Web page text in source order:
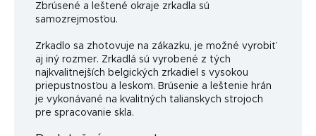
Zbrúsené a leštené okraje zrkadla sú
samozrejmosťou.
Zrkadlo sa zhotovuje na zákazku, je možné vyrobiť
aj iný rozmer. Zrkadlá sú vyrobené z tých
najkvalitnejších belgických zrkadiel s vysokou
priepustnosťou a leskom. Brúsenie a leštenie hrán
je vykonávané na kvalitných talianskych strojoch
pre spracovanie skla.